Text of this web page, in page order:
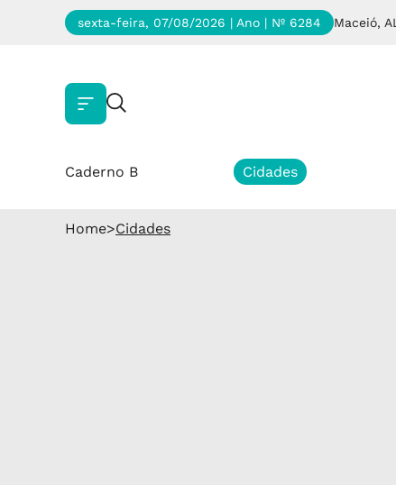
sexta-feira, 07/08/2026 | Ano | Nº 6284 Maceió, AL
Caderno B Cidades
Home>Cidades